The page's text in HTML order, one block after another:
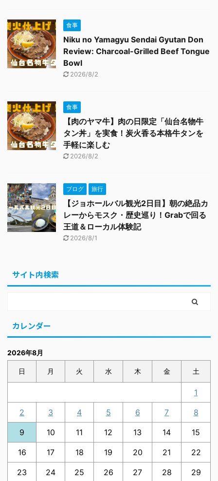
食事
Niku no Yamagyu Sendai Gyutan Don
Review: Charcoal-Grilled Beef Tongue
Bowl
2026/8/2
食事
【肉のヤマ牛】肉の日限定「仙台名物牛
タン丼」を実食！炭火香る本格牛タンを
手軽に楽しむ
2026/8/2
ブログ 旅行
【ジョホールバル観光2日目】朝の絶品カ
レーからモスク・歴史巡り！Grabで回る
王道＆ローカル体験記
2026/8/1
サイト内検索
カレンダー
2026年8月
日 月 火 水 木 金 土
1
2 3 4 5 6 7 8
9 10 11 12 13 14 15
16 17 18 19 20 21 22
23 24 25 26 27 28 29